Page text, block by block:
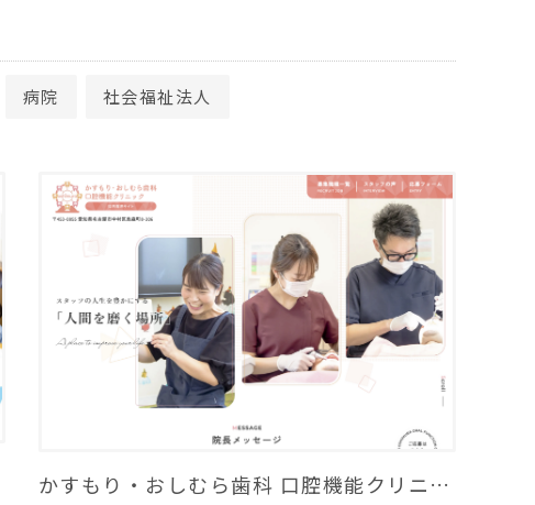
病院 社会福祉法人
かすもり・おしむら歯科 口腔機能クリニック様 採用専門サイト